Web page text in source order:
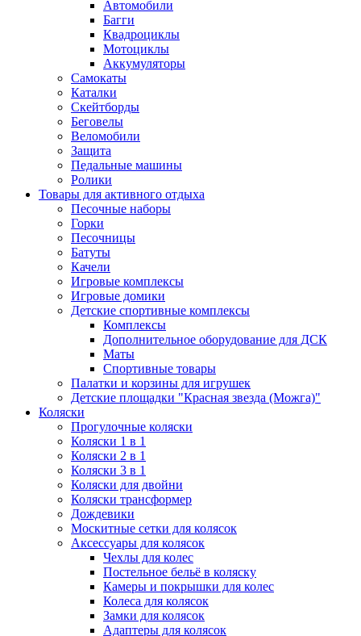
Автомобили
Багги
Квадроциклы
Мотоциклы
Аккумуляторы
Самокаты
Каталки
Скейтборды
Беговелы
Веломобили
Защита
Педальные машины
Ролики
Товары для активного отдыха
Песочные наборы
Горки
Песочницы
Батуты
Качели
Игровые комплексы
Игровые домики
Детские спортивные комплексы
Комплексы
Дополнительное оборудование для ДСК
Маты
Спортивные товары
Палатки и корзины для игрушек
Детские площадки "Красная звезда (Можга)"
Коляски
Прогулочные коляски
Коляски 1 в 1
Коляски 2 в 1
Коляски 3 в 1
Коляски для двойни
Коляски трансформер
Дождевики
Москитные сетки для колясок
Аксессуары для колясок
Чехлы для колес
Постельное бельё в коляску
Камеры и покрышки для колес
Колеса для колясок
Замки для колясок
Адаптеры для колясок